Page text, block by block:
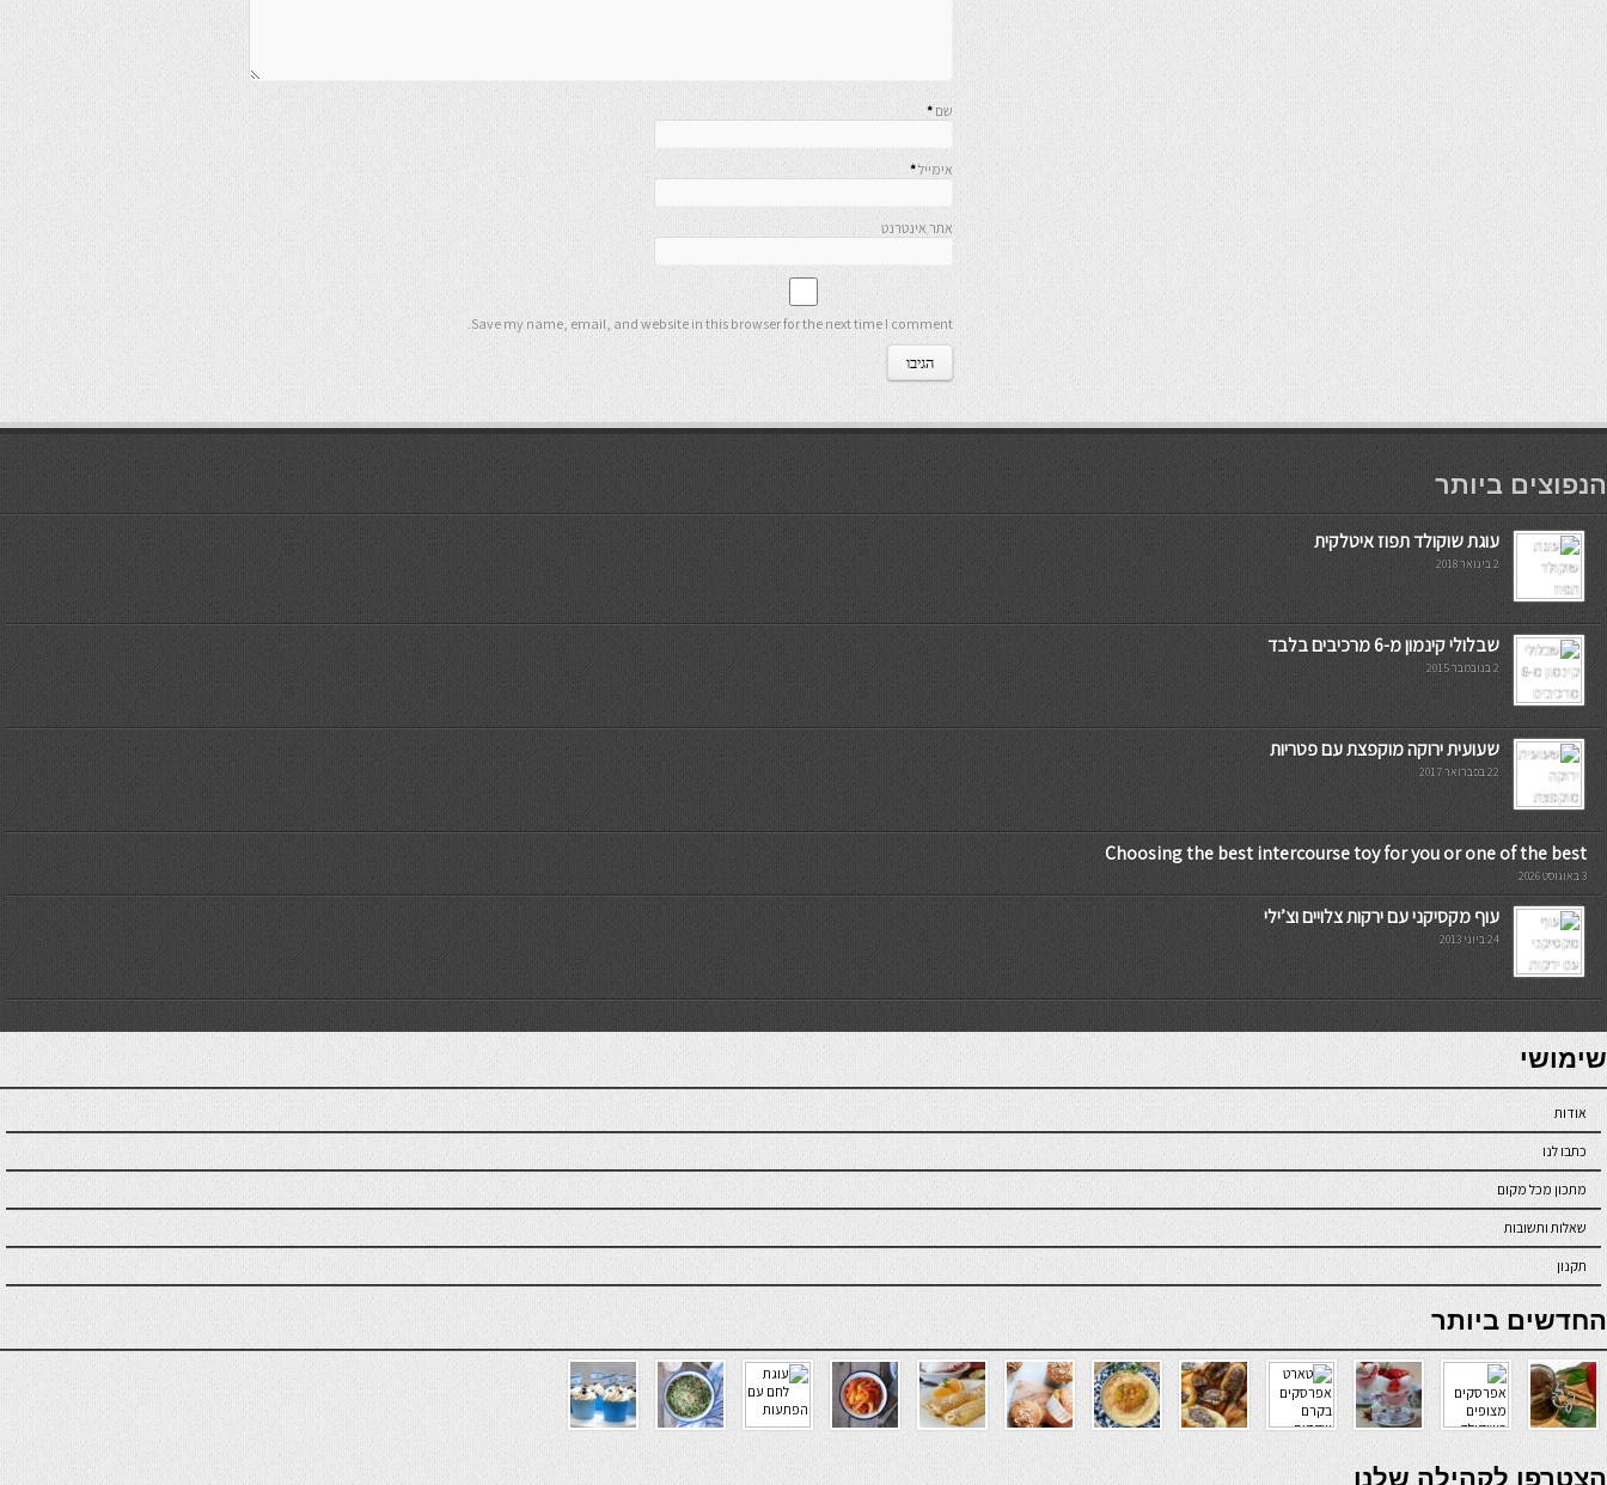
שם *
אימייל*
אתר אינטרנט
Save my name, email, and website in this browser for the next time I comment.
мостбет кг
הנפוצים ביותר
עוגת שוקולד תפוז איטלקית
2 בינואר 2018
שבלולי קינמון מ-6 מרכיבים בלבד
2 בנובמבר 2015
שעועית ירוקה מוקפצת עם פטריות
22 בפברואר 2017
Choosing the best intercourse toy for you or one of the best
3 באוגוסט 2026
עוף מקסיקני עם ירקות צלויים וצ’ילי
24 ביוני 2013
7slots
seriöse online casinos österreich
שימושי
אודות
כתבו לנו
מתכון מכל מקום
שאלות ותשובות
תקנון
online casino
החדשים ביותר
verde casino
הצטרפו לקהילה שלנו